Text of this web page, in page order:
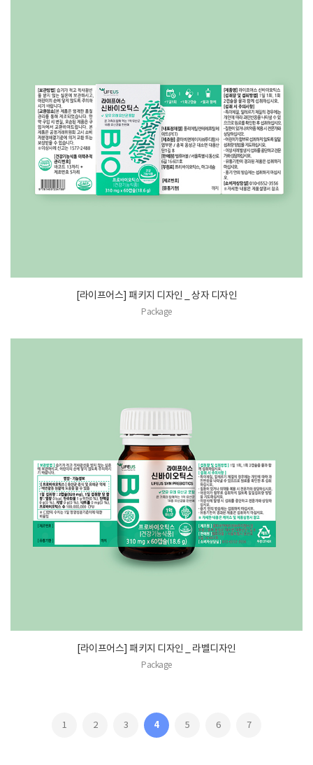
[라이프어스] 패키지 디자인 _ 상자 디자인
Package
[라이프어스] 패키지 디자인 _ 라벨디자인
Package
1 2 3 4 5 6 7